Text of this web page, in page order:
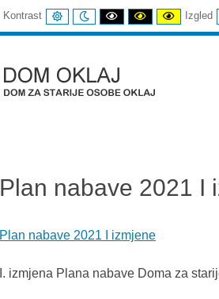
Kontrast
UOBIČAJENI
KONTRAST
NOĆNI
KONTRAST
CRNI
I
BIJELI
CRNI
I
ŽUTI
ŽUTI
I
CRNI
Izgled
Plan nabave 2021 I
Plan nabave 2021 I izmjene
I. izmjena Plana nabave Doma za